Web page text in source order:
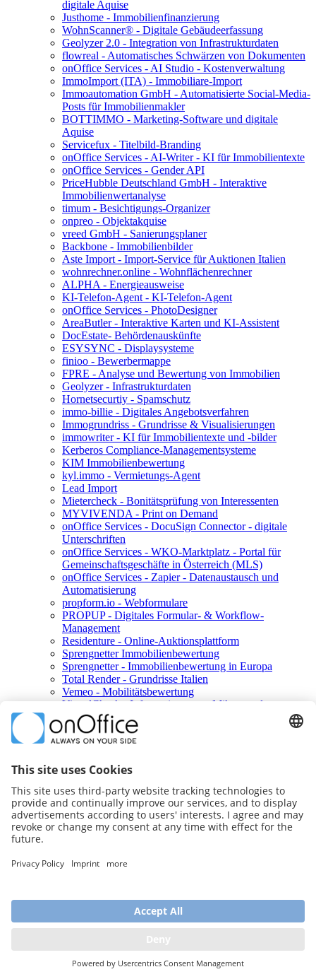
digitale Aquise
Justhome - Immobilienfinanzierung
WohnScanner® - Digitale Gebäudeerfassung
Geolyzer 2.0 - Integration von Infrastrukturdaten
flowreal - Automatisches Schwärzen von Dokumenten
onOffice Services - AI Studio - Kostenverwaltung
ImmoImport (ITA) - Immobiliare-Import
Immoautomation GmbH - Automatisierte Social-Media-
Posts für Immobilienmakler
BOTTIMMO - Marketing-Software und digitale
Aquise
Servicefux - Titelbild-Branding
onOffice Services - AI-Writer - KI für Immobilientexte
onOffice Services - Gender API
PriceHubble Deutschland GmbH - Interaktive
Immobilienwertanalyse
timum - Besichtigungs-Organizer
onpreo - Objektakquise
vreed GmbH - Sanierungsplaner
Backbone - Immobilienbilder
Aste Import - Import-Service für Auktionen Italien
wohnrechner.online - Wohnflächenrechner
ALPHA - Energieausweise
KI-Telefon-Agent - KI-Telefon-Agent
onOffice Services - PhotoDesigner
AreaButler - Interaktive Karten und KI-Assistent
DocEstate- Behördenauskünfte
ESYSYNC - Displaysysteme
finioo - Bewerbermappe
FPRE - Analyse und Bewertung von Immobilien
Geolyzer - Infrastrukturdaten
Hornetsecurtiy - Spamschutz
immo-billie - Digitales Angebotsverfahren
Immogrundriss - Grundrisse & Visualisierungen
immowriter - KI für Immobilientexte und -bilder
Kerberos Compliance-Managementsysteme
KIM Immobilienbewertung
kyl.immo - Vermietungs-Agent
Lead Import
Mietercheck - Bonitätsprüfung von Interessenten
MYVIVENDA - Print on Demand
onOffice Services - DocuSign Connector - digitale
Unterschriften
onOffice Services - WKO-Marktplatz - Portal für
Gemeinschaftsgeschäfte in Österreich (MLS)
onOffice Services - Zapier - Datenaustausch und
Automatisierung
propform.io - Webformulare
PROPUP - Digitales Formular- & Workflow-
Management
Residenture - Online-Auktionsplattform
Sprengnetter Immobilienbewertung
Sprengnetter - Immobilienbewertung in Europa
Total Render - Grundrisse Italien
Vemeo - Mobilitätsbewertung
ViertelCheck - Informationen zur Mikro- und
Makrolage
Konto erstellen
Mehrwertsteuer beim Marketplacekauf
Abbuchungen zuordnen über Referenz-ID
weitere Informationen
Impressum
Sitemap
© onOffice GmbH